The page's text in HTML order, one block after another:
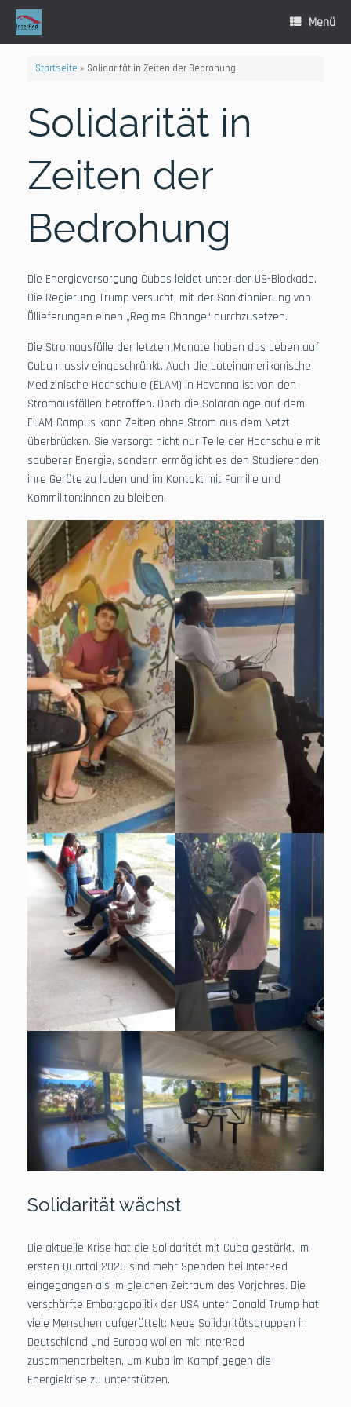
Inhalt
springen
Menü
Startseite » Solidarität in Zeiten der Bedrohung
Solidarität in
Zeiten der
Bedrohung
Die Energieversorgung Cubas leidet unter der US-Blockade.
Die Regierung Trump versucht, mit der Sanktionierung von
Öllieferungen einen „Regime Change“ durchzusetzen.
Die Stromausfälle der letzten Monate haben das Leben auf
Cuba massiv eingeschränkt. Auch die Lateinamerikanische
Medizinische Hochschule (ELAM) in Havanna ist von den
Stromausfällen betroffen. Doch die Solaranlage auf dem
ELAM-Campus kann Zeiten ohne Strom aus dem Netzt
überbrücken. Sie versorgt nicht nur Teile der Hochschule mit
sauberer Energie, sondern ermöglicht es den Studierenden,
ihre Geräte zu laden und im Kontakt mit Familie und
Kommiliton:innen zu bleiben.
Solidarität wächst
Die aktuelle Krise hat die Solidarität mit Cuba gestärkt. Im
ersten Quartal 2026 sind mehr Spenden bei InterRed
eingegangen als im gleichen Zeitraum des Vorjahres. Die
verschärfte Embargopolitik der USA unter Donald Trump hat
viele Menschen aufgerüttelt: Neue Solidaritätsgruppen in
Deutschland und Europa wollen mit InterRed
zusammenarbeiten, um Kuba im Kampf gegen die
Energiekrise zu unterstützen.